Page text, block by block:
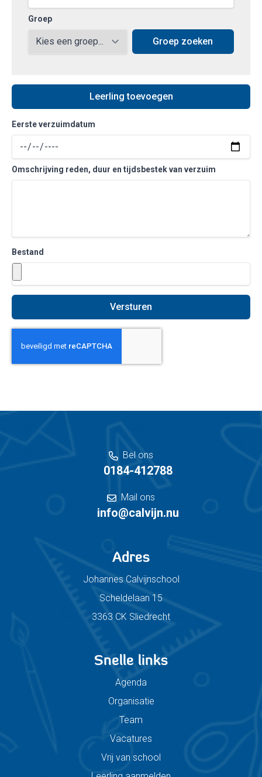
Groep
Groep zoeken
Leerling toevoegen
Eerste verzuimdatum
Omschrijving reden, duur en tijdsbestek van verzuim
Bestand
Versturen
Bel ons
0184-412788
Mail ons
info@calvijn.nu
Adres
Johannes Calvijnschool
Scheldelaan 15
3363 CK Sliedrecht
Snelle links
Agenda
Organisatie
Team
Vacatures
Vrij van school